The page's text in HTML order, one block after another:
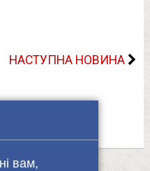
НАСТУПНА НОВИНА
вам,